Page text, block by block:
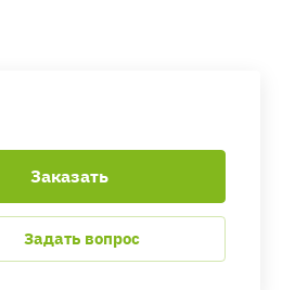
Заказать
Задать вопрос